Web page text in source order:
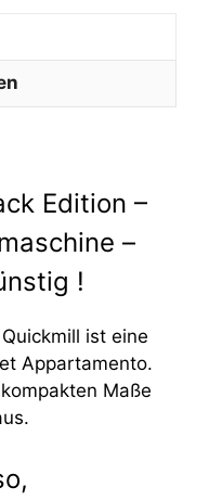
Edition –
–
!
ist eine
Appartamento.
Maße